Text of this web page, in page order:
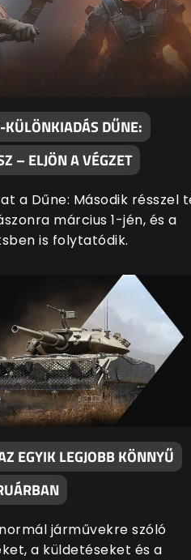
KÜLÖNKIADÁS DŰNE:
– ELJÖN A VÉGZET
a Dűne: Második résszel
március 1-jén, és a
is folytatódik.
EGYIK LEGJOBB KÖNNYŰ
járművekre szóló
a küldetéseket és a